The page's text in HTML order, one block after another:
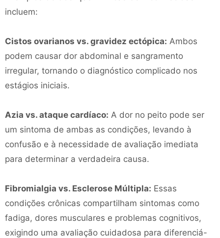
incluem:
Cistos ovarianos vs. gravidez ectópica: Ambos
podem causar dor abdominal e sangramento
irregular, tornando o diagnóstico complicado nos
estágios iniciais.
Azia vs. ataque cardíaco: A dor no peito pode ser
um sintoma de ambas as condições, levando à
confusão e à necessidade de avaliação imediata
para determinar a verdadeira causa.
Fibromialgia vs. Esclerose Múltipla: Essas
condições crônicas compartilham sintomas como
fadiga, dores musculares e problemas cognitivos,
exigindo uma avaliação cuidadosa para diferenciá-